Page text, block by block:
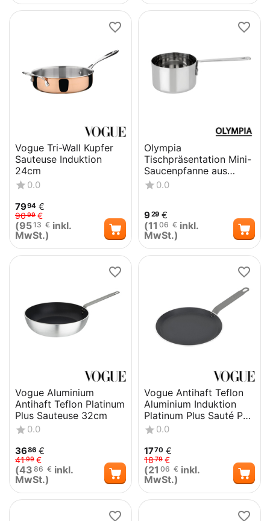
Vogue Tri-Wall Kupfer
Sauteuse Induktion
24cm
0.0
7994 €
9099 €
(9513 € inkl.
MwSt.)
Olympia
Tischpräsentation Mini-
Saucenpfanne aus
Edelstahl 70x45mm
0.0
929 €
(11 06 € inkl.
MwSt.)
Vogue Aluminium
Antihaft Teflon Platinum
Plus Sauteuse 32cm
0.0
3686 €
4199 €
(43 86 € inkl.
MwSt.)
Vogue Antihaft Teflon
Aluminium Induktion
Platinum Plus Sauté Pan
260mm
0.0
1770 €
1879 €
(21 06 € inkl.
MwSt.)